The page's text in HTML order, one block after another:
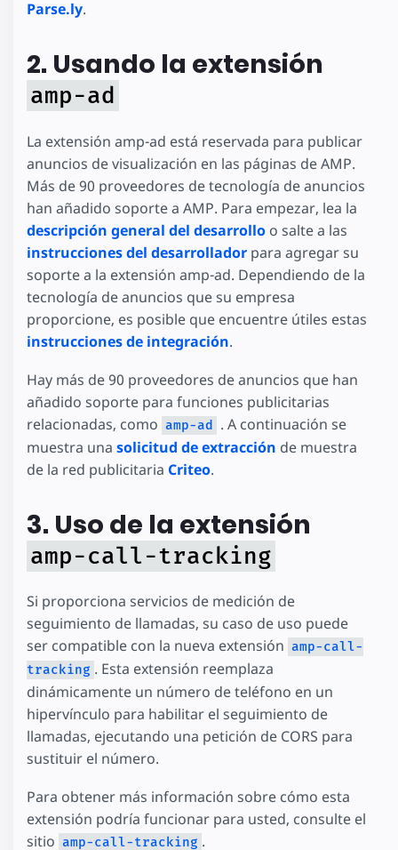
Parse.ly.
2. Usando la extensión
amp-ad
La extensión amp-ad está reservada para publicar
anuncios de visualización en las páginas de AMP.
Más de 90 proveedores de tecnología de anuncios
han añadido soporte a AMP. Para empezar, lea la
descripción general del desarrollo o salte a las
instrucciones del desarrollador para agregar su
soporte a la extensión amp-ad. Dependiendo de la
tecnología de anuncios que su empresa
proporcione, es posible que encuentre útiles estas
instrucciones de integración.
Hay más de 90 proveedores de anuncios que han
añadido soporte para funciones publicitarias
relacionadas, como amp-ad
. A continuación se
muestra una solicitud de extracción de muestra
de la red publicitaria Criteo.
3. Uso de la extensión
amp-call-tracking
Si proporciona servicios de medición de
seguimiento de llamadas, su caso de uso puede
ser compatible con la nueva extensión amp-call-
tracking . Esta extensión reemplaza
dinámicamente un número de teléfono en un
hipervínculo para habilitar el seguimiento de
llamadas, ejecutando una petición de CORS para
sustituir el número.
Para obtener más información sobre cómo esta
extensión podría funcionar para usted, consulte el
sitio amp-call-tracking .